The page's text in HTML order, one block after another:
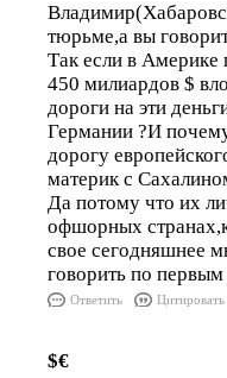
тюрьме,а вы
Так если в Америке
450 милиардов $
дороги на эти
Германии ?И
дорогу
материк с
Да потому что их
офшорных
свое сегодняшнее
говорить по
Ответить Цитировать
$€